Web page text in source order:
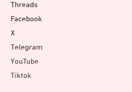
Threads
Facebook
X
Telegram
YouTube
Tiktok